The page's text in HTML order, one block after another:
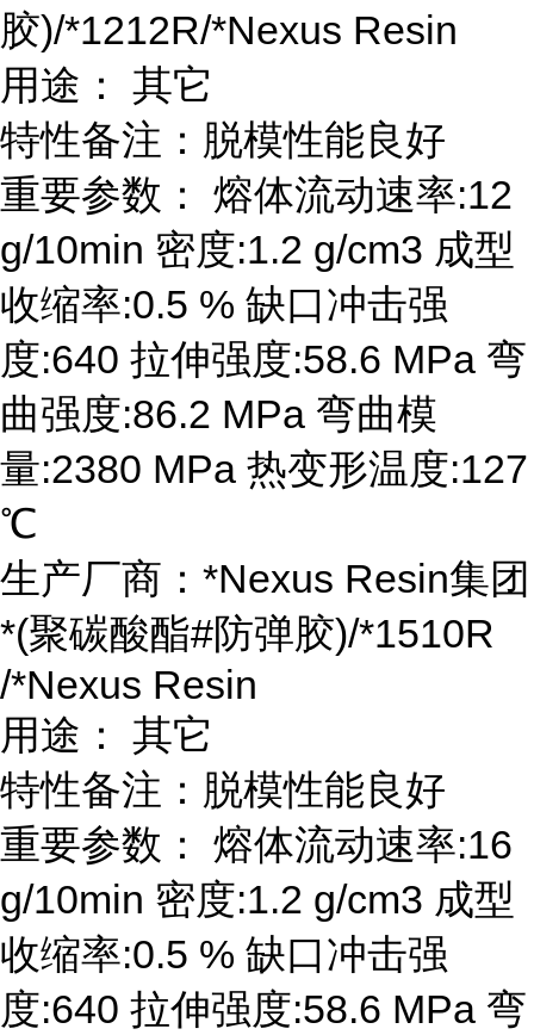
胶)/*1212R/*Nexus Resin
用途： 其它
特性备注：脱模性能良好
重要参数： 熔体流动速率:12
g/10min 密度:1.2 g/cm3 成型
收缩率:0.5 % 缺口冲击强
度:640 拉伸强度:58.6 MPa 弯
曲强度:86.2 MPa 弯曲模
量:2380 MPa 热变形温度:127
℃
生产厂商：*Nexus Resin集团
*(聚碳酸酯#防弹胶)/*1510R
/*Nexus Resin
用途： 其它
特性备注：脱模性能良好
重要参数： 熔体流动速率:16
g/10min 密度:1.2 g/cm3 成型
收缩率:0.5 % 缺口冲击强
度:640 拉伸强度:58.6 MPa 弯